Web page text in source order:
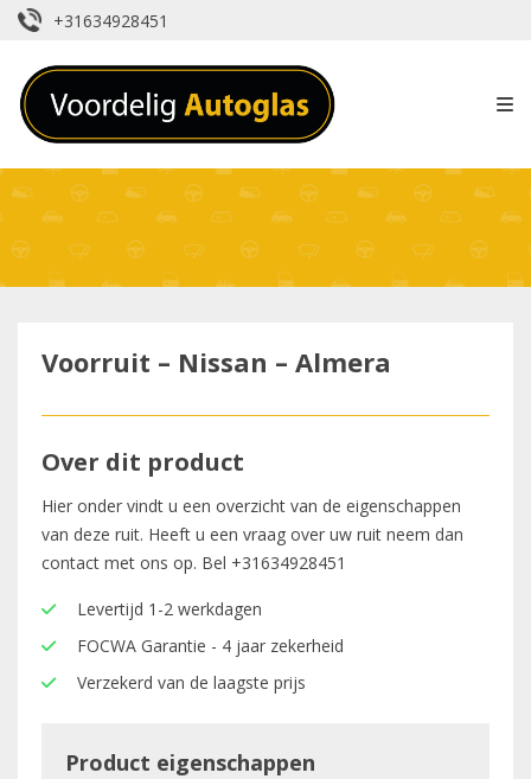
+31634928451
Voorruit – Nissan – Almera
Over dit product
Hier onder vindt u een overzicht van de eigenschappen
van deze ruit. Heeft u een vraag over uw ruit neem dan
contact met ons op. Bel +31634928451
Levertijd 1-2 werkdagen
FOCWA Garantie - 4 jaar zekerheid
Verzekerd van de laagste prijs
Product eigenschappen